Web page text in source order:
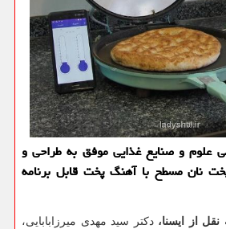
علوم و صنایع غذایی موفق به طراحی و
نان مسطح با آهنگ پخت قابل برنامه
از ایسنا،دکتر سید مهدی میرزابابایی،